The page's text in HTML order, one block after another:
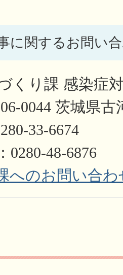
に関するお問い
くり課 感染症
0044 茨城県
33-6674
0280-48-6876
へのお問い合わ